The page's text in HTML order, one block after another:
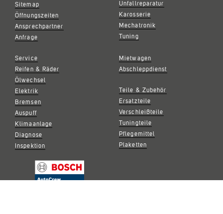
Sitemap
Öffnungszeiten
Ansprechpartner
Anfrage
Unfallreparatur
Karosserie
Mechatronik
Tuning
Service
Reifen & Räder
Ölwechsel
Elektrik
Bremsen
Auspuff
Klimaanlage
Diagnose
Inspektion
Mietwagen
Abschleppdienst
Teile & Zubehör
Ersatzteile
Verschleißteile
Tuningteile
Pflegemittel
Plaketten